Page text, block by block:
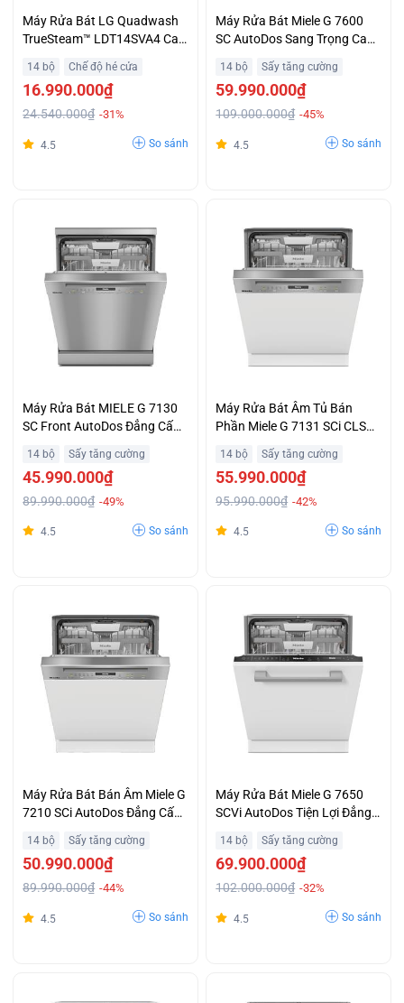
Máy Rửa Bát LG Quadwash
TrueSteam™ LDT14SVA4 Cao
14 bộ Chế độ hé cửa
16.990.000₫
24.540.000₫ -31%
4.5 So sánh
Máy Rửa Bát Miele G 7600
SC AutoDos Sang Trọng Cao
14 bộ Sấy tăng cường
59.990.000₫
109.000.000₫ -45%
4.5 So sánh
Máy Rửa Bát MIELE G 7130
SC Front AutoDos Đẳng Cấp
14 bộ Sấy tăng cường
45.990.000₫
89.990.000₫ -49%
4.5 So sánh
Máy Rửa Bát Âm Tủ Bán
Phần Miele G 7131 SCi CLST
14 bộ Sấy tăng cường
55.990.000₫
95.990.000₫ -42%
4.5 So sánh
Máy Rửa Bát Bán Âm Miele G
7210 SCi AutoDos Đẳng Cấp
14 bộ Sấy tăng cường
50.990.000₫
89.990.000₫ -44%
4.5 So sánh
Máy Rửa Bát Miele G 7650
SCVi AutoDos Tiện Lợi Đẳng
14 bộ Sấy tăng cường
69.900.000₫
102.000.000₫ -32%
4.5 So sánh